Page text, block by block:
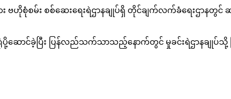
း ဗဟိုစုံစမ်း စစ်ဆေးရေးရဲဌာနချုပ်ရှိ တိုင်ချက်လက်ခံရေးဌာန
ာင်ခဲ့ပြီး ပြန်လည်သက်သာသည့်နောက်တွင် မှုခင်းရဲဌာနချုပ်သို့